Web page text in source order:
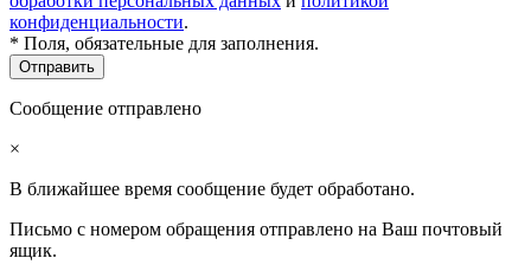
конфиденциальности.
* Поля, обязательные для заполнения.
Сообщение отправлено
×
В ближайшее время сообщение будет обработано.
Письмо с номером обращения отправлено на Ваш почтовый
ящик.